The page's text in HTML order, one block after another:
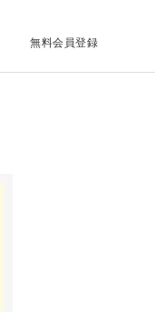
無料会員登録